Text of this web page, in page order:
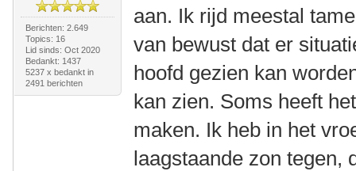
Berichten: 2.649
Topics: 16
Lid sinds: Oct 2020
Bedankt: 1437
5237 x bedankt in
2491 berichten
aan. Ik rijd meestal
van bewust dat er
hoofd gezien kan
kan zien. Soms heeft
maken. Ik heb in het
laagstaande zon tegen,